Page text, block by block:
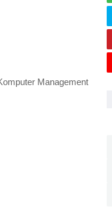
Management